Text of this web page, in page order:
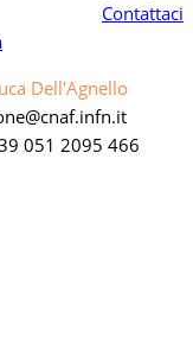
Contattaci
Dell'Agnello
cnaf.infn.it
051 2095 466